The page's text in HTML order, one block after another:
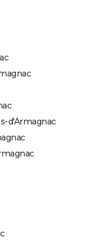
d'Armagnac